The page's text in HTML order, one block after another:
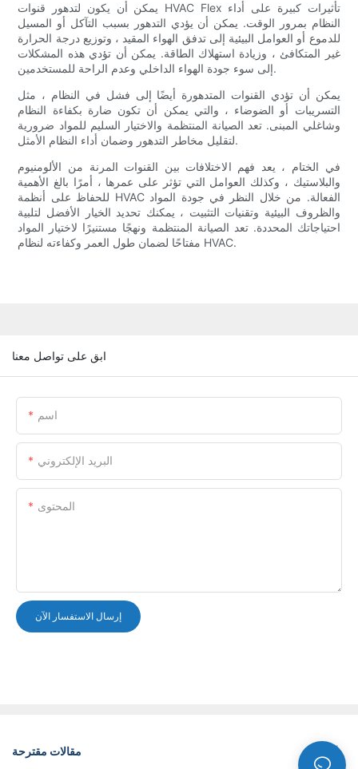
يمكن أن يكون لتدهور قنوات HVAC Flex تأثيرات كبيرة على أداء
النظام بمرور الوقت. يمكن أن يؤدي التدهور بسبب التآكل أو المسيل
للدموع أو العوامل البيئية إلى تدفق الهواء المقيد ، وتوزيع درجة الحرارة
غير المتكافئ ، وزيادة استهلاك الطاقة. يمكن أن تؤدي هذه المشكلات
إلى سوء جودة الهواء الداخلي وعدم الراحة للمستخدمين.
يمكن أن تؤدي القنوات المتدهورة أيضًا إلى فشل في النظام ، مثل
التسريبات أو الضوضاء ، والتي يمكن أن تكون ضارة بكفاءة النظام
وشاغلي المبنى. تعد الصيانة المنتظمة والاختيار السليم للمواد ضرورية
لتقليل مخاطر التدهور وضمان أداء النظام الأمثل.
في الختام ، يعد فهم الاختلافات بين القنوات المرنة من الألومنيوم
والبلاستيك ، وكذلك العوامل التي تؤثر على عمرها ، أمرًا بالغ الأهمية
للحفاظ على أنظمة HVAC الفعالة. من خلال النظر في جودة المواد
والظروف البيئية وتقنيات التثبيت ، يمكنك تحديد الخيار الأفضل لتلبية
احتياجاتك المحددة. تعد الصيانة المنتظمة ونهجًا مستنيرًا لاختيار المواد
مفتاحًا لضمان طول العمر وكفاءته لنظام HVAC.
ابق على تواصل معنا
اسم
البريد الإلكتروني
المحتوى
إرسال الاستفسار الآن
مقالات مقترحة أخبار